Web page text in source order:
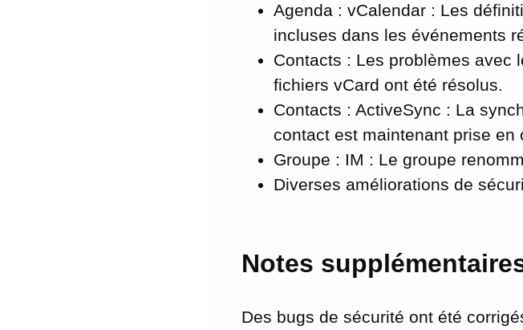
Agenda : vCalendar : Les
incluses dans les événements
Contacts : Les problèmes avec
fichiers vCard ont été résolus.
Contacts : ActiveSync : La
contact est maintenant prise en
Groupe : IM : Le groupe
Diverses améliorations de
Notes
Des bugs de sécurité ont été